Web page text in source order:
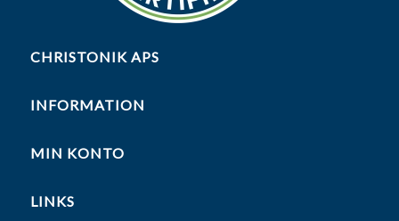
CHRISTONIK APS
INFORMATION
MIN KONTO
LINKS